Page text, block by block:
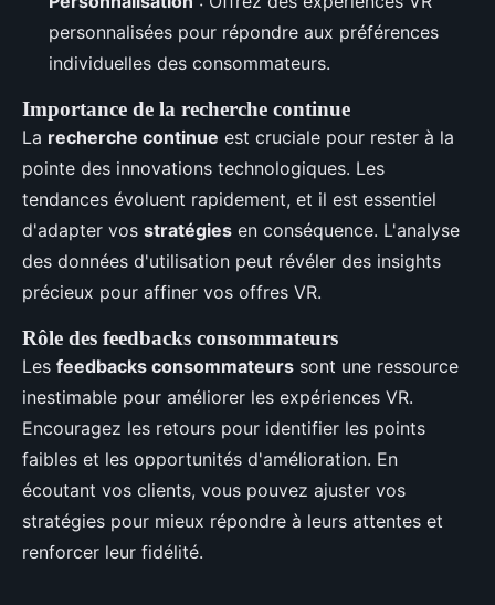
personnalisées pour répondre aux préférences
individuelles des consommateurs.
Importance de la recherche continue
La recherche continue est cruciale pour rester à la
pointe des innovations technologiques. Les
tendances évoluent rapidement, et il est essentiel
d'adapter vos stratégies en conséquence. L'analyse
des données d'utilisation peut révéler des insights
précieux pour affiner vos offres VR.
Rôle des feedbacks consommateurs
Les feedbacks consommateurs sont une ressource
inestimable pour améliorer les expériences VR.
Encouragez les retours pour identifier les points
faibles et les opportunités d'amélioration. En
écoutant vos clients, vous pouvez ajuster vos
stratégies pour mieux répondre à leurs attentes et
renforcer leur fidélité.